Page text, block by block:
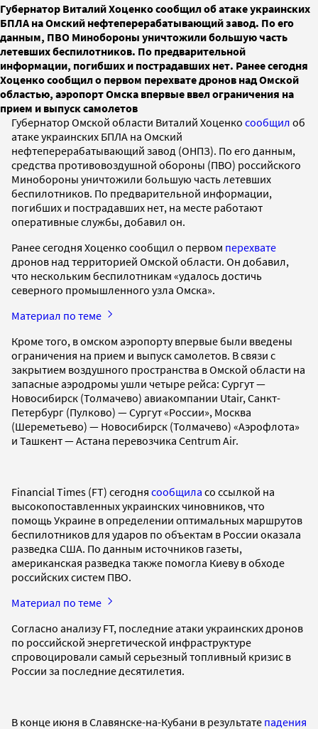
Губернатор Виталий Хоценко сообщил об атаке украинских
БПЛА на Омский нефтеперерабатывающий завод. По его
данным, ПВО Минобороны уничтожили большую часть
летевших беспилотников. По предварительной
информации, погибших и пострадавших нет. Ранее сегодня
Хоценко сообщил о первом перехвате дронов над Омской
областью, аэропорт Омска впервые ввел ограничения на
прием и выпуск самолетов
Губернатор Омской области Виталий Хоценко сообщил об
атаке украинских БПЛА на Омский
нефтеперерабатывающий завод (ОНПЗ). По его данным,
средства противовоздушной обороны (ПВО) российского
Минобороны уничтожили большую часть летевших
беспилотников. По предварительной информации,
погибших и пострадавших нет, на месте работают
оперативные службы, добавил он.
Ранее сегодня Хоценко сообщил о первом перехвате
дронов над территорией Омской области. Он добавил,
что нескольким беспилотникам «удалось достичь
северного промышленного узла Омска».
Материал по теме
Кроме того, в омском аэропорту впервые были введены
ограничения на прием и выпуск самолетов. В связи с
закрытием воздушного пространства в Омской области на
запасные аэродромы ушли четыре рейса: Сургут —
Новосибирск (Толмачево) авиакомпании Utair, Санкт-
Петербург (Пулково) — Сургут «России», Москва
(Шереметьево) — Новосибирск (Толмачево) «Аэрофлота»
и Ташкент — Астана перевозчика Centrum Air.
Financial Times (FT) сегодня сообщила со ссылкой на
высокопоставленных украинских чиновников, что
помощь Украине в определении оптимальных маршрутов
беспилотников для ударов по объектам в России оказала
разведка США. По данным источников газеты,
американская разведка также помогла Киеву в обходе
российских систем ПВО.
Материал по теме
Согласно анализу FT, последние атаки украинских дронов
по российской энергетической инфраструктуре
спровоцировали самый серьезный топливный кризис в
России за последние десятилетия.
В конце июня в Славянске-на-Кубани в результате падения